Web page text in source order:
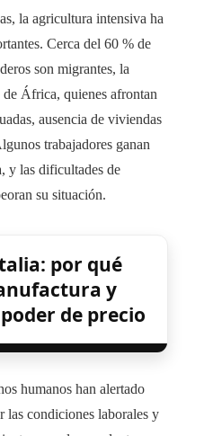
la agricultura intensiva ha
Cerca del 60 % de
son migrantes, la
África, quienes afrontan
ausencia de viviendas
trabajadores ganan
y las dificultades de
su situación.
por qué
y
de precio
humanos han alertado
las condiciones laborales y